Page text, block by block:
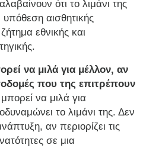
ότι το λιμάνι της
αισθητικής
εθνικής και
να μιλά για μέλλον, αν
που της επιτρέπουν
να μιλά για
το λιμάνι της. Δεν
αν περιορίζει τις
σε μια